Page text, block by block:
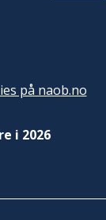
på naob.no
i 2026